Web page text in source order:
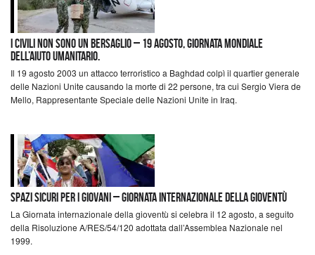
I civili non sono un bersaglio – 19 agosto, Giornata mondiale
dell’aiuto umanitario.
Il 19 agosto 2003 un attacco terroristico a Baghdad colpì il quartier generale
delle Nazioni Unite causando la morte di 22 persone, tra cui Sergio Viera de
Mello, Rappresentante Speciale delle Nazioni Unite in Iraq.
Spazi sicuri per i giovani – Giornata internazionale della gioventù
La Giornata internazionale della gioventù si celebra il 12 agosto, a seguito
della Risoluzione A/RES/54/120 adottata dall’Assemblea Nazionale nel
1999.